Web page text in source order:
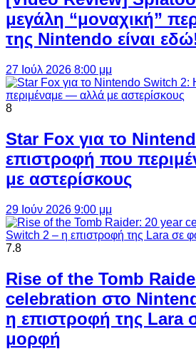
μεγάλη “μοναχική”
της Nintendo είναι
27 Ιούλ 2026 8:00 μμ
8
Star Fox για το
επιστροφή που
με αστερίσκους
29 Ιούν 2026 9:00 μμ
7.8
Rise of the Tomb
celebration στο
η επιστροφή της Lara
μορφή